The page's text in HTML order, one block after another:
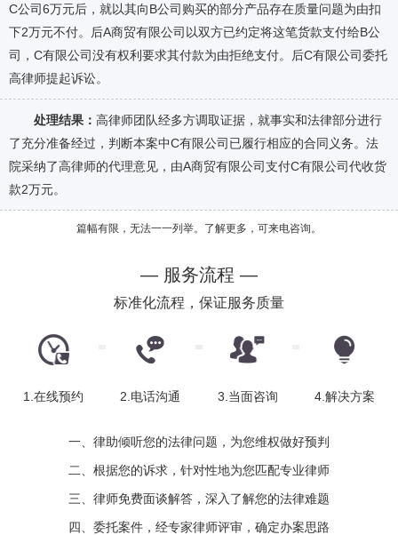
C公司6万元后，就以其向B公司购买的部分产品存在质量问题为由扣
下2万元不付。后A商贸有限公司以双方已约定将这笔货款支付给B公
司，C有限公司没有权利要求其付款为由拒绝支付。后C有限公司委托
高律师提起诉讼。
处理结果： 高律师团队经多方调取证据，就事实和法律部分进行
了充分准备经过，判断本案中C有限公司已履行相应的合同义务。法
院采纳了高律师的代理意见，由A商贸有限公司支付C有限公司代收货
款2万元。
篇幅有限，无法一一列举。了解更多，可来电咨询。
— 服务流程 —
标准化流程，保证服务质量
1.在线预约 2.电话沟通 3.当面咨询 4.解决方案
一、律助倾听您的法律问题，为您维权做好预判
二、根据您的诉求，针对性地为您匹配专业律师
三、律师免费面谈解答，深入了解您的法律难题
四、委托案件，经专家律师评审，确定办案思路